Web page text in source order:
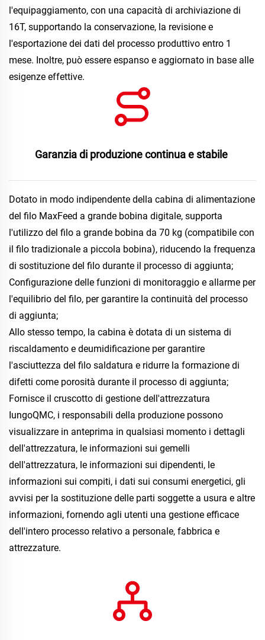
l'equipaggiamento, con una capacità di archiviazione di
16T, supportando la conservazione, la revisione e
l'esportazione dei dati del processo produttivo entro 1
mese. Inoltre, può essere espanso e aggiornato in base alle
esigenze effettive.
Garanzia di produzione continua e stabile
Dotato in modo indipendente della cabina di alimentazione
del filo MaxFeed a grande bobina digitale, supporta
l'utilizzo del filo a grande bobina da 70 kg (compatibile con
il filo tradizionale a piccola bobina), riducendo la frequenza
di sostituzione del filo durante il processo di aggiunta;
Configurazione delle funzioni di monitoraggio e allarme per
l'equilibrio del filo, per garantire la continuità del processo
di aggiunta;
Allo stesso tempo, la cabina è dotata di un sistema di
riscaldamento e deumidificazione per garantire
l'asciuttezza del filo saldatura e ridurre la formazione di
difetti come porosità durante il processo di aggiunta;
Fornisce il cruscotto di gestione dell'attrezzatura
IungoQMC, i responsabili della produzione possono
visualizzare in anteprima in qualsiasi momento i dettagli
dell'attrezzatura, le informazioni sui gemelli
dell'attrezzatura, le informazioni sui dipendenti, le
informazioni sui compiti, i dati sui consumi energetici, gli
avvisi per la sostituzione delle parti soggette a usura e altre
informazioni, fornendo agli utenti una gestione efficace
dell'intero processo relativo a personale, fabbrica e
attrezzature.